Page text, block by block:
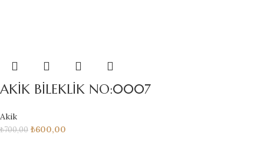
AKİK BİLEKLİK NO:0007
Akik
₺700,00 ₺600,00